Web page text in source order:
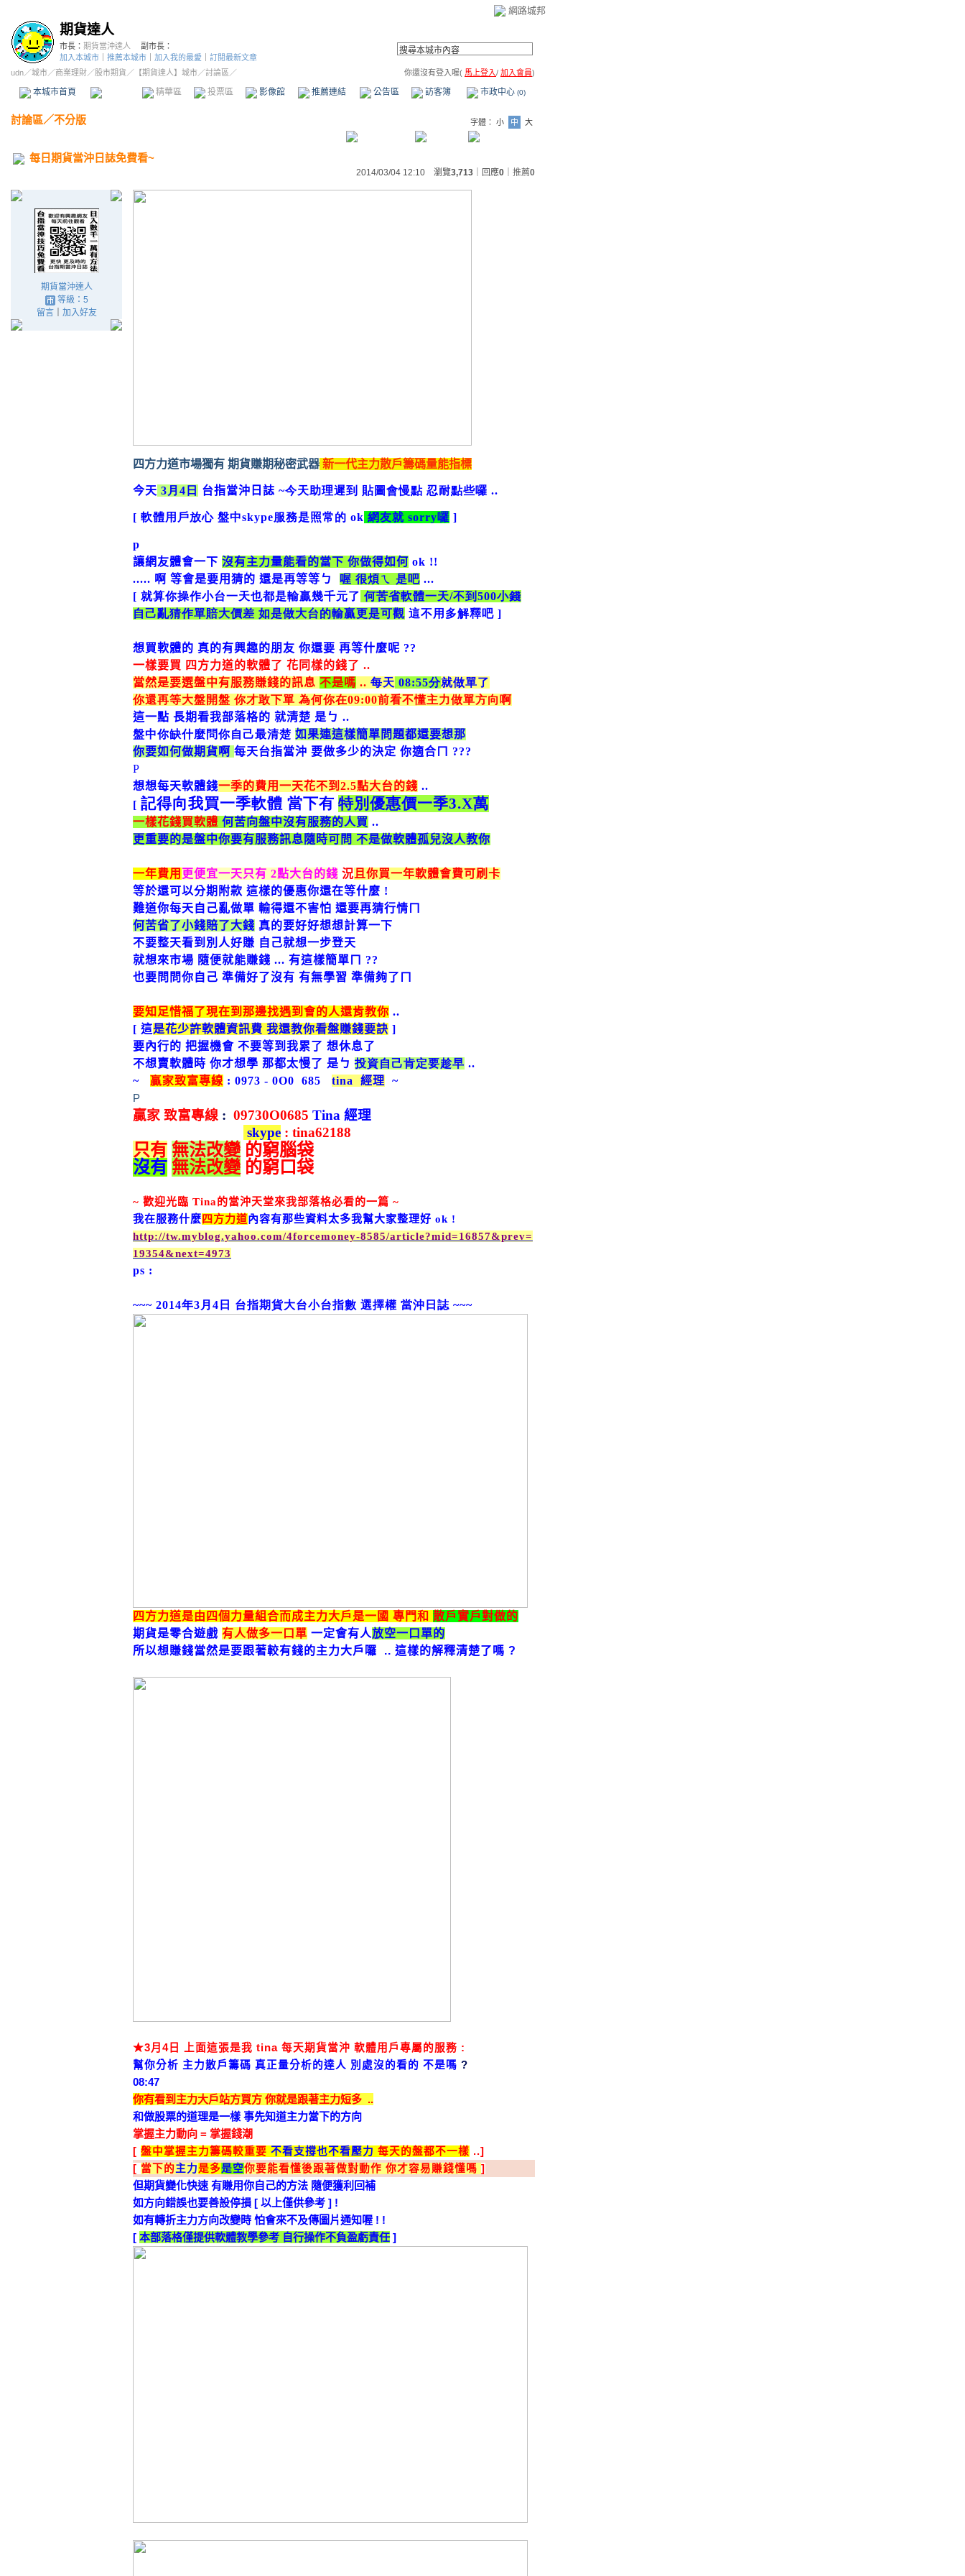
網路城邦
期貨達人
市長： 期貨當沖達人
副市長：
加入本城市
推薦本城市 加入我的最愛
訂閱最新文章
udn／城市／商業理財／股市期貨 ／ 【期貨達人】城市／討論區／ 你還沒有登入喔( 馬上登入/ 加入會員)
本城市首頁 精華區 投票區 影像館 推薦連結 公告區 訪客簿 市政中心 (0)
討論區／不分版 字體： 小 中 大
每日期貨當沖日誌免費看~
2014/03/04 12:10 瀏覽3,713 ｜回應0 推薦0
期貨當沖達人
等級：5
留言｜ 加入好友
四方力道市場獨有 期貨賺期秘密武器 新一代主力散戶籌碼量能指標
今天 3 月4 日 台指當沖日誌 ~今天助理遲到 貼圖會慢點 忍耐點些囉 ..
[ 軟體用戶放心 盤中skype服務是照常的 ok 網友就 sorry囉 ]
p
讓網友體會一下 沒有主力量能看的當下 你做得如何 ok !!
..... 啊 等會是要用猜的 還是再等等ㄅ 喔 很煩ㄟ 是吧 ...
[ 就算你操作小台一天也都是輸贏幾千元了 何苦省軟體一天/不到500小錢
自己亂猜作單賠大價差 如是做大台的輸贏更是可觀 這不用多解釋吧 ]
想買軟體的 真的有興趣的朋友 你還要 再等什麼呢 ??
一樣要買 四方力道的軟體了 花同樣的錢了 ..
當然是要選盤中有服務賺錢的訊息 不是嗎 .. 每天 08:55分就做單了
你還再等大盤開盤 你才敢下單 為何你在09:00前看不懂主力做單方向啊
這一點 長期看我部落格的 就清楚 是ㄅ ..
盤中你缺什麼問你自己最清楚 如果連這樣簡單問題都還要想那
你要如何做期貨啊 每天台指當沖 要做多少的決定 你適合ㄇ ???
P
想想每天軟體錢一季的費用一天花不到 2.5點大台的錢 ..
[ 記得向我買一季軟體 當下有 特別優惠價一季3.X萬
一樣花錢買軟體 何苦向盤中沒有服務的人買 ..
更重要的是盤中你要有服務訊息隨時可問 不是做軟體孤兒沒人教你
一年費用 更便宜一天只有 2點大台的錢 況 且你買一年軟體會費可刷卡
等於還可以分期附款 這樣的優惠你還在等什麼 !
難道你每天自己亂做單 輸得還不害怕 還要再猜行情ㄇ
何苦省了小錢賠了大錢 真的要好好想想計算一下
不要整天看到別人好賺 自己就想一步登天
就想來市場 隨便就能賺錢 ... 有這樣簡單ㄇ ??
也要問問你自己 準備好了沒有 有無學習 準備夠了ㄇ
要知足惜福了現在到那邊找遇到會的人還肯教你 ..
[ 這是花少許軟體資訊費 我還教你看盤賺錢要訣 ]
要內行的 把握機會 不要等到我累了 想休息了
不想賣軟體時 你才想學 那都太慢了 是ㄅ 投資自己肯定要趁早 ..
~ 贏家致富專線 : 0973 - 0O0 685 tina 經理 ~
P
贏家 致富專線 : 09730O0685 Tina 經理
skype: tina62188
只有 無法改變 的窮腦袋
沒有 無法改變 的窮口袋
~ 歡迎光臨 Tina的當沖天堂來我部落格必看的一篇 ~
我在服務什麼 四方力道內容有那些資料太多我幫大家整理好 ok !
http://tw.myblog.yahoo.com/4forcemoney-8585/article?mid=16857&prev=
19354&next=4973
ps :
~~~ 2014年3月4日 台指期貨大台小台指數 選擇權 當沖日誌 ~~~
四方力道是由四個力量組合而成主力大戶是一國 專門和 散戶實戶對做的
期貨是零合遊戲 有人做多一口單 一定會有人放空一口單的
所以想賺錢當然是要跟著較有錢的主力大戶囉 .. 這樣的解釋清楚了嗎 ?
★3月4日 上面這張是我 tina 每天期貨當沖 軟體用戶專屬的服務 :
幫你分析 主力散戶籌碼 真正量分析的達人 別處沒的看的 不是嗎 ?
08:47
你有看到主力大戶站方買方 你就是跟著主力短多 ..
和做股票的道理是一樣 事先知道主力當下的方向
掌握主力動向 = 掌握錢潮
[ 盤中掌握主力籌碼較重要 不看支撐也不看壓力 每天的盤都不一樣 ..]
[ 當下的主力是多是空你要能看懂後跟著做對動作 你才容易賺錢懂嗎 ]
但期貨變化快速 有賺用你自己的方法 隨便獲利回補
如方向錯誤也要善設停損 [ 以上僅供參考 ] !
如有轉折主力方向改變時 怕會來不及傳圖片通知喔 ! !
[ 本部落格僅提供軟體教學參考 自行操作不負盈虧責任 ]